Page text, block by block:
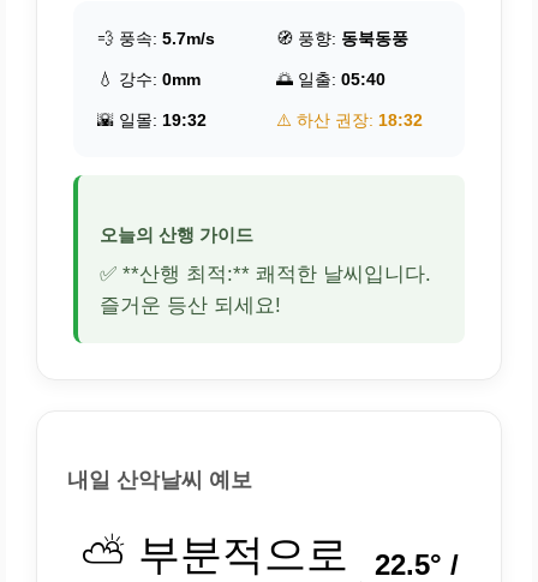
💨 풍속: 5.7m/s 🧭 풍향: 동북동풍
💧 강수: 0mm 🌅 일출: 05:40
🌇 일몰: 19:32 ⚠️ 하산 권장: 18:32
오늘의 산행 가이드
✅ **산행 최적:** 쾌적한 날씨입니다.
즐거운 등산 되세요!
내일 산악날씨 예보
⛅ 부분적으로
22.5° /